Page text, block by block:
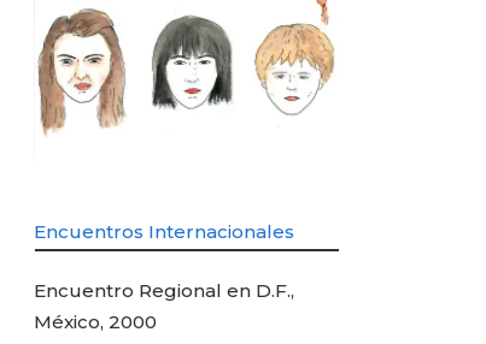
Encuentros Internacionales
Encuentro Regional en D.F.,
México, 2000